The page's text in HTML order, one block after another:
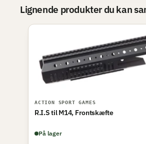
Lignende produkter du kan
ACTION SPORT GAMES
R.I.S til M14, Frontskæfte
På lager